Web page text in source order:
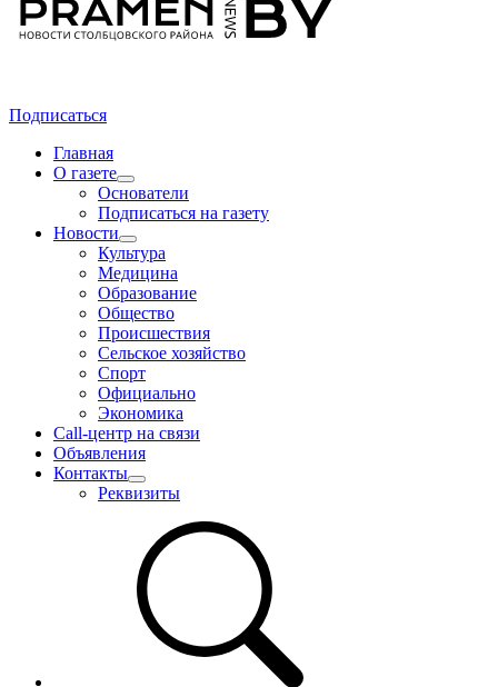
Подписаться
Главная
О газете
Основатели
Подписаться на газету
Новости
Культура
Медицина
Образование
Общество
Происшествия
Сельское хозяйство
Спорт
Официально
Экономика
Call-центр на связи
Объявления
Контакты
Реквизиты